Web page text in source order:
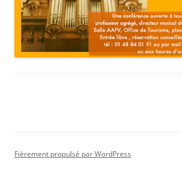
Fièrement propulsé par WordPress